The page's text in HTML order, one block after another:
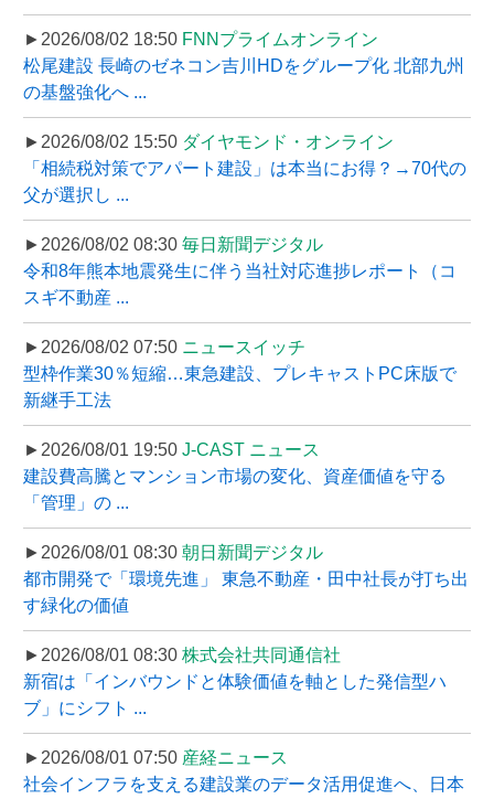
►2026/08/02 18:50 FNNプライムオンライン
松尾建設 長崎のゼネコン吉川HDをグループ化 北部九州
の基盤強化へ ...
►2026/08/02 15:50 ダイヤモンド・オンライン
「相続税対策でアパート建設」は本当にお得？→70代の
父が選択し ...
►2026/08/02 08:30 毎日新聞デジタル
令和8年熊本地震発生に伴う当社対応進捗レポート（コ
スギ不動産 ...
►2026/08/02 07:50 ニュースイッチ
型枠作業30％短縮…東急建設、プレキャストPC床版で
新継手工法
►2026/08/01 19:50 J-CAST ニュース
建設費高騰とマンション市場の変化、資産価値を守る
「管理」の ...
►2026/08/01 08:30 朝日新聞デジタル
都市開発で「環境先進」 東急不動産・田中社長が打ち出
す緑化の価値
►2026/08/01 08:30 株式会社共同通信社
新宿は「インバウンドと体験価値を軸とした発信型ハ
ブ」にシフト ...
►2026/08/01 07:50 産経ニュース
社会インフラを支える建設業のデータ活用促進へ、日本